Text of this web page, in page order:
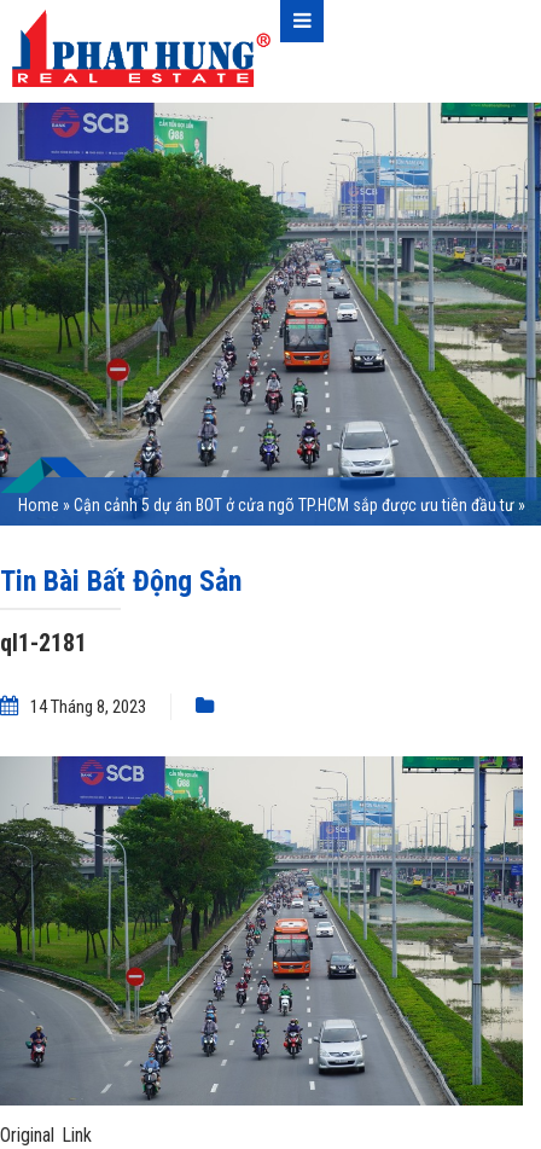
Home »Cận cảnh 5 dự án BOT ở cửa ngõ TP.HCM sắp được ưu tiên đầu tư»
Tin Bài Bất Động Sản
ql1-2181
14 Tháng 8, 2023
Original Link